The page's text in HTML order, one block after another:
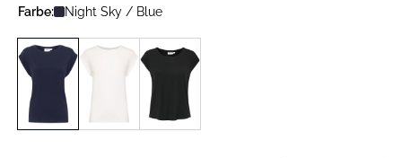
Farbe: Night Sky / Blue